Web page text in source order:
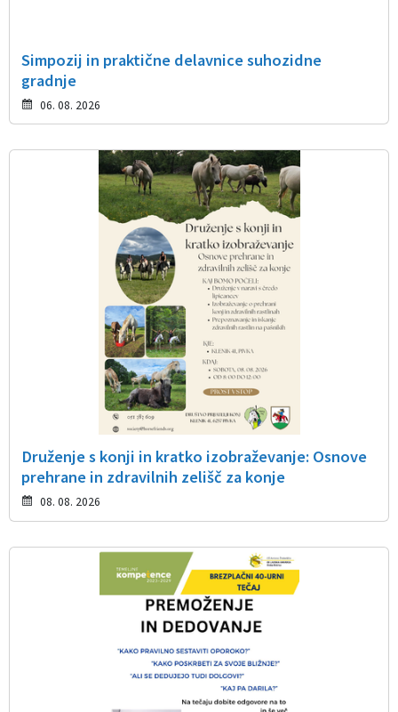
Simpozij in praktične delavnice suhozidne
gradnje
06. 08. 2026
Druženje s konji in kratko izobraževanje: Osnove
prehrane in zdravilnih zelišč za konje
08. 08. 2026